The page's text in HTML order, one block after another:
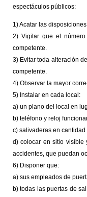
espectáculos públicos:
1) Acatar las
2) Vigilar que el
competente.
3) Evitar toda alteración
competente.
4) Observar la mayor
5) Instalar en cada local:
a) un plano del local en
b) teléfono y reloj
c) salivaderas en
d) colocar en sitio visible
accidentes, que puedan
6) Disponer que:
a) sus empleados de
b) todas las puertas de